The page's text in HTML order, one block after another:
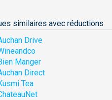
similaires avec réductions
Drive
Manger
Direct
Tea